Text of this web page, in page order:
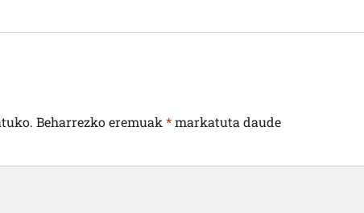
Beharrezko eremuak*markatuta daude